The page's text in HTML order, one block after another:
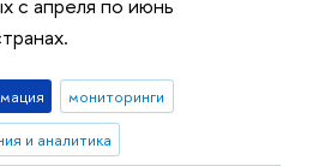
с апреля по июнь
мониторинги
и аналитика